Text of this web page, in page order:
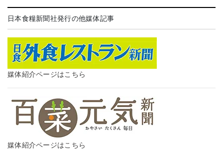
日本食糧新聞社発行の他媒体記事
媒体紹介ページはこちら
媒体紹介ページはこちら